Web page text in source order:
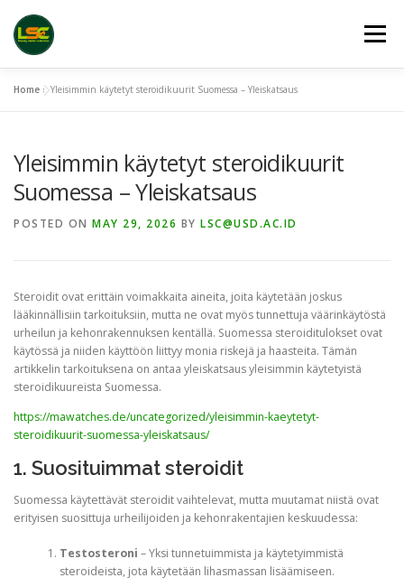
content
Menu
ACCEPTED ABSTRACTS VENUES LINKS
Home »Yleisimmin käytetyt steroidikuurit Suomessa – Yleiskatsaus
Yleisimmin käytetyt steroidikuurit
Suomessa – Yleiskatsaus
POSTED ON MAY 29, 2026 BY LSC@USD.AC.ID
Steroidit ovat erittäin voimakkaita aineita, joita käytetään joskus
lääkinnällisiin tarkoituksiin, mutta ne ovat myös tunnettuja väärinkäytöstä
urheilun ja kehonrakennuksen kentällä. Suomessa steroiditulokset ovat
käytössä ja niiden käyttöön liittyy monia riskejä ja haasteita. Tämän
artikkelin tarkoituksena on antaa yleiskatsaus yleisimmin käytetyistä
steroidikuureista Suomessa.
https://mawatches.de/uncategorized/yleisimmin-kaeytetyt-
steroidikuurit-suomessa-yleiskatsaus/
1. Suosituimmat steroidit
Suomessa käytettävät steroidit vaihtelevat, mutta muutamat niistä ovat
erityisen suosittuja urheilijoiden ja kehonrakentajien keskuudessa:
Testosteroni – Yksi tunnetuimmista ja käytetyimmistä
steroideista, jota käytetään lihasmassan lisäämiseen.